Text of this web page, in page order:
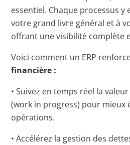
essentiel. Chaque processus
votre grand livre général et à
offrant une visibilité complète
Voici comment un ERP
financière :
• Suivez en temps réel la
(work in progress) pour mieux
opérations.
• Accélérez la gestion des